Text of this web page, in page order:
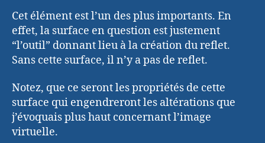
Cet élément est l’un des plus importants. En
effet, la surface en question est justement
“l’outil” donnant lieu à la création du reflet.
Sans cette surface, il n’y a pas de reflet.
Notez, que ce seront les propriétés de cette
surface qui engendreront les altérations que
j’évoquais plus haut concernant l’image
virtuelle.